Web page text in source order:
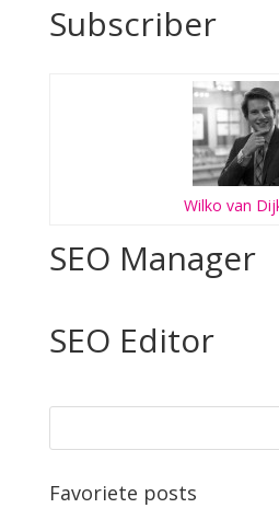
Subscriber
Wilko van
SEO Manager
SEO Editor
Favoriete posts